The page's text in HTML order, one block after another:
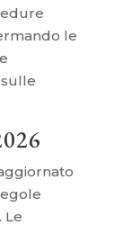
le
Le